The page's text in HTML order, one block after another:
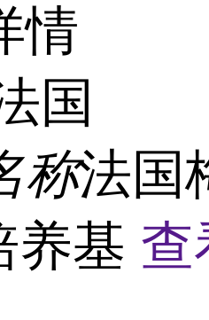
情
国
称法国
养基